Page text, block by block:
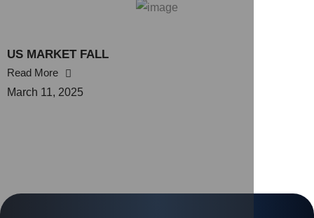
US MARKET FALL
Read More
March 11, 2025